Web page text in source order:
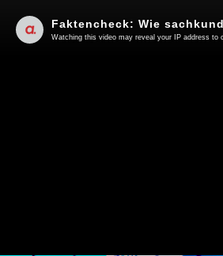
Watching this video may reveal your IP address to